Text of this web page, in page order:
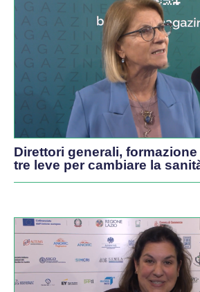
Direttori generali,
tre leve per cambiare la